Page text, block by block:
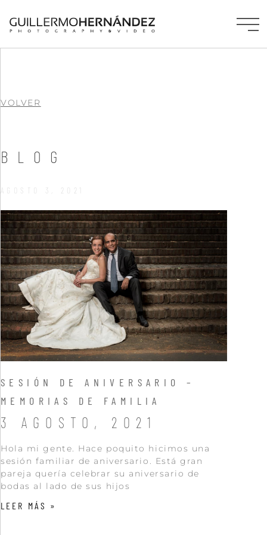
VOLVER
BLOG
AGOSTO 3, 2021
SESIÓN DE ANIVERSARIO –
MEMORIAS DE FAMILIA
3 AGOSTO, 2021
Hola mi gente. Hace poquito hicimos una
sesión familiar de aniversario. Está gran
pareja quería celebrar su aniversario de
bodas al lado de sus hijos
LEER MÁS »